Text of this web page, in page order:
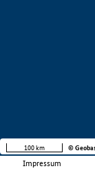
Impressum
100 km ©